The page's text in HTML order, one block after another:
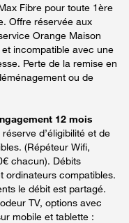
Fibre pour toute 1ère
Offre réservée aux
Orange Maison
incompatible avec une
Perte de la remise en
ou de
12 mois
d’éligibilité et de
(Répéteur Wifi,
chacun). Débits
ordinateurs compatibles.
le débit est partagé.
TV, options avec
mobile et tablette :